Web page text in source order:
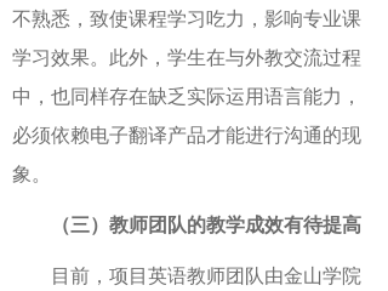
不熟悉，致使课程学习吃力，影响专业课
学习效果。此外，学生在与外教交流过程
中，也同样存在缺乏实际运用语言能力，
必须依赖电子翻译产品才能进行沟通的现
象。
（三）教师团队的教学成效有待提高
目前，项目英语教师团队由金山学院